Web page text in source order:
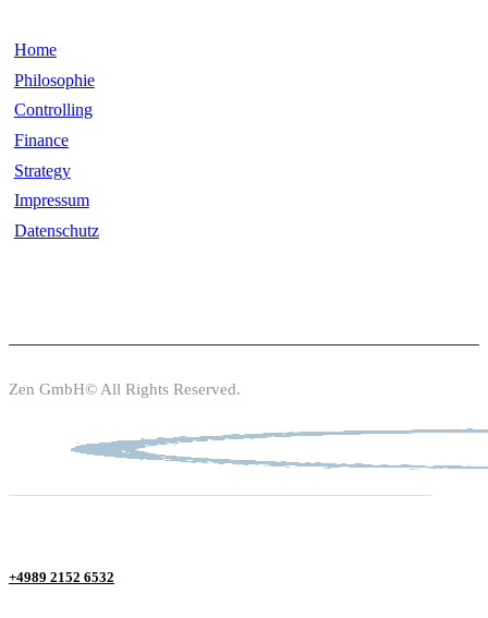
Home
Philosophie
Controlling
Finance
Strategy
Impressum
Datenschutz
Zen GmbH© All Rights Reserved.
+4989 2152 6532